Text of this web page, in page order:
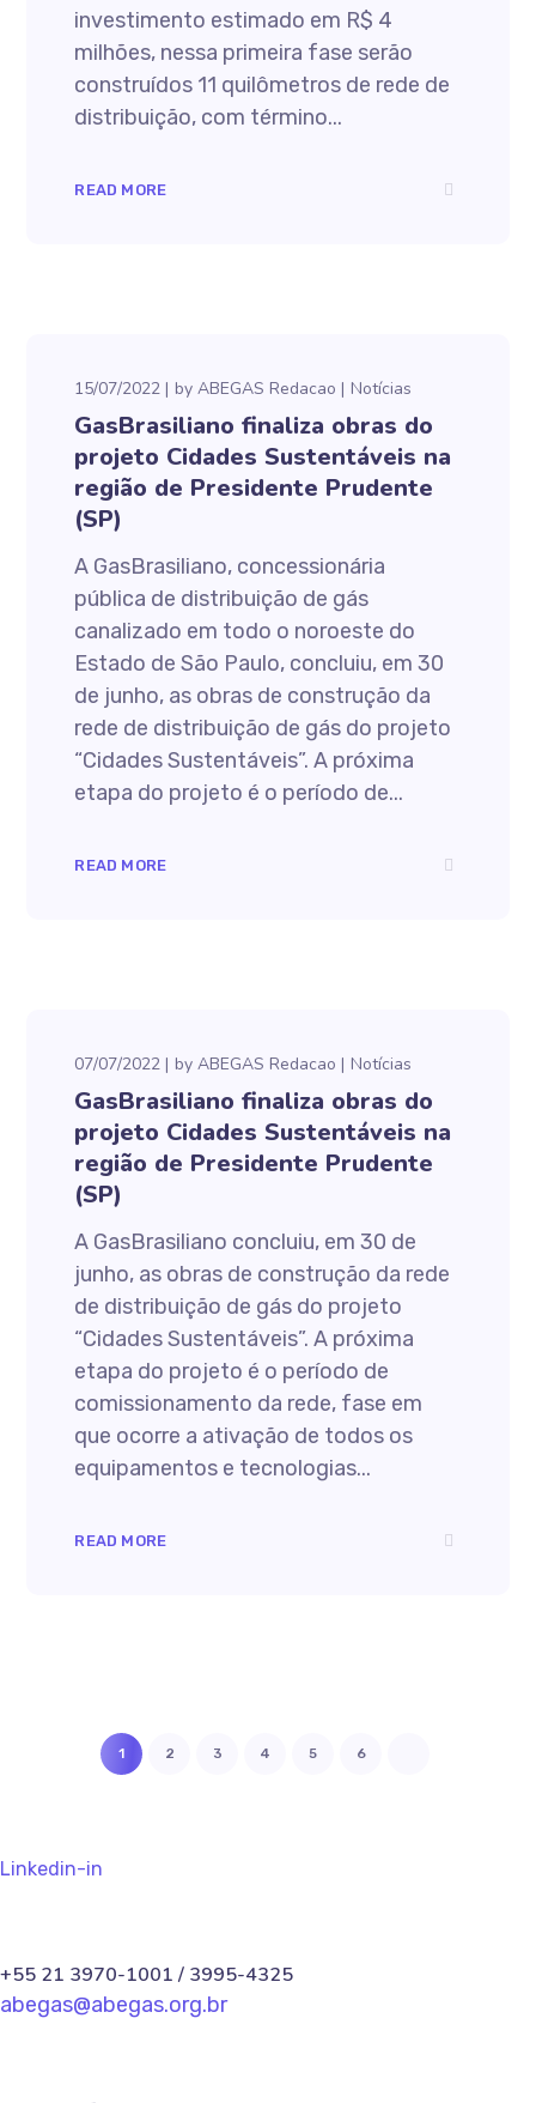
investimento estimado em R$ 4
milhões, nessa primeira fase serão
construídos 11 quilômetros de rede de
distribuição, com término...
READ MORE
15/07/2022 byABEGAS Redacao Notícias
GasBrasiliano finaliza obras do
projeto Cidades Sustentáveis na
região de Presidente Prudente
(SP)
A GasBrasiliano, concessionária
pública de distribuição de gás
canalizado em todo o noroeste do
Estado de São Paulo, concluiu, em 30
de junho, as obras de construção da
rede de distribuição de gás do projeto
“Cidades Sustentáveis”. A próxima
etapa do projeto é o período de...
READ MORE
07/07/2022 byABEGAS Redacao Notícias
GasBrasiliano finaliza obras do
projeto Cidades Sustentáveis na
região de Presidente Prudente
(SP)
A GasBrasiliano concluiu, em 30 de
junho, as obras de construção da rede
de distribuição de gás do projeto
“Cidades Sustentáveis”. A próxima
etapa do projeto é o período de
comissionamento da rede, fase em
que ocorre a ativação de todos os
equipamentos e tecnologias...
READ MORE
1 2 3 4 5 6
Linkedin-in
+55 21 3970-1001 / 3995-4325
abegas@abegas.org.br